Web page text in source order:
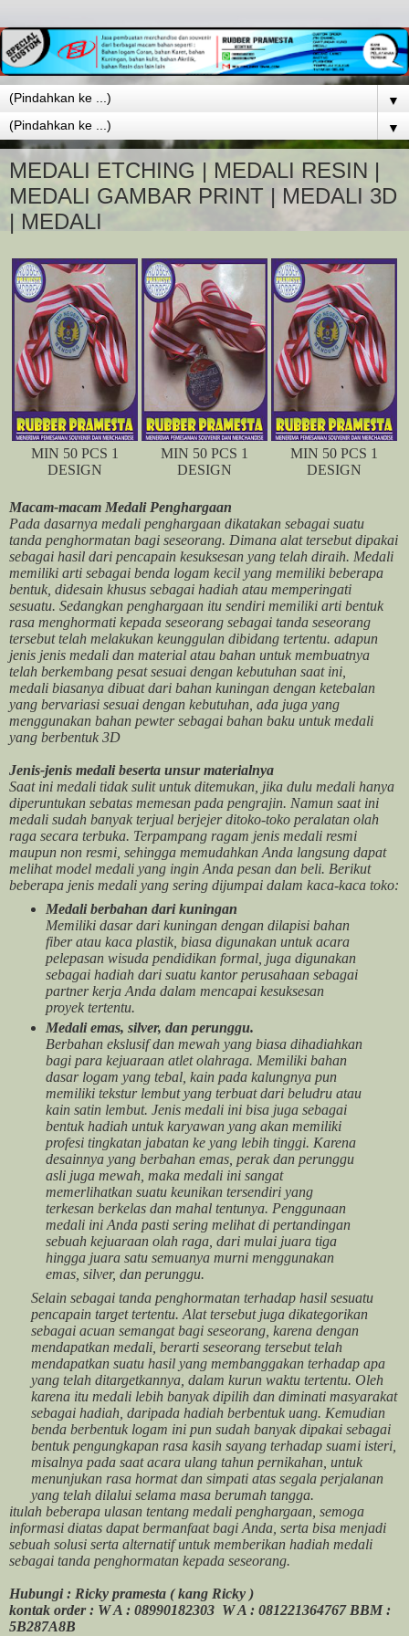
▼
▼
MEDALI ETCHING | MEDALI RESIN |
MEDALI GAMBAR PRINT | MEDALI 3D
| MEDALI
MIN 50 PCS 1
DESIGN
MIN 50 PCS 1
DESIGN
MIN 50 PCS 1
DESIGN
Macam-macam Medali Penghargaan
Pada dasarnya medali penghargaan dikatakan sebagai suatu
tanda penghormatan bagi seseorang. Dimana alat tersebut dipakai
sebagai hasil dari pencapain kesuksesan yang telah diraih. Medali
memiliki arti sebagai benda logam kecil yang memiliki beberapa
bentuk, didesain khusus sebagai hadiah atau memperingati
sesuatu. Sedangkan penghargaan itu sendiri memiliki arti bentuk
rasa menghormati kepada seseorang sebagai tanda seseorang
tersebut telah melakukan keunggulan dibidang tertentu. adapun
jenis jenis medali dan material atau bahan untuk membuatnya
telah berkembang pesat sesuai dengan kebutuhan saat ini,
medali biasanya dibuat dari bahan kuningan dengan ketebalan
yang bervariasi sesuai dengan kebutuhan, ada juga yang
menggunakan bahan pewter sebagai bahan baku untuk medali
yang berbentuk 3D
Jenis-jenis medali beserta unsur materialnya
Saat ini medali tidak sulit untuk ditemukan, jika dulu medali hanya
diperuntukan sebatas memesan pada pengrajin. Namun saat ini
medali sudah banyak terjual berjejer ditoko-toko peralatan olah
raga secara terbuka. Terpampang ragam jenis medali resmi
maupun non resmi, sehingga memudahkan Anda langsung dapat
melihat model medali yang ingin Anda pesan dan beli. Berikut
beberapa jenis medali yang sering dijumpai dalam kaca-kaca toko:
Medali berbahan dari kuningan
Memiliki dasar dari kuningan dengan dilapisi bahan
fiber atau kaca plastik, biasa digunakan untuk acara
pelepasan wisuda pendidikan formal, juga digunakan
sebagai hadiah dari suatu kantor perusahaan sebagai
partner kerja Anda dalam mencapai kesuksesan
proyek tertentu.
Medali emas, silver, dan perunggu.
Berbahan ekslusif dan mewah yang biasa dihadiahkan
bagi para kejuaraan atlet olahraga. Memiliki bahan
dasar logam yang tebal, kain pada kalungnya pun
memiliki tekstur lembut yang terbuat dari beludru atau
kain satin lembut. Jenis medali ini bisa juga sebagai
bentuk hadiah untuk karyawan yang akan memiliki
profesi tingkatan jabatan ke yang lebih tinggi. Karena
desainnya yang berbahan emas, perak dan perunggu
asli juga mewah, maka medali ini sangat
memerlihatkan suatu keunikan tersendiri yang
terkesan berkelas dan mahal tentunya. Penggunaan
medali ini Anda pasti sering melihat di pertandingan
sebuah kejuaraan olah raga, dari mulai juara tiga
hingga juara satu semuanya murni menggunakan
emas, silver, dan perunggu.
Selain sebagai tanda penghormatan terhadap hasil sesuatu
pencapain target tertentu. Alat tersebut juga dikategorikan
sebagai acuan semangat bagi seseorang, karena dengan
mendapatkan medali, berarti seseorang tersebut telah
mendapatkan suatu hasil yang membanggakan terhadap apa
yang telah ditargetkannya, dalam kurun waktu tertentu. Oleh
karena itu medali lebih banyak dipilih dan diminati masyarakat
sebagai hadiah, daripada hadiah berbentuk uang. Kemudian
benda berbentuk logam ini pun sudah banyak dipakai sebagai
bentuk pengungkapan rasa kasih sayang terhadap suami isteri,
misalnya pada saat acara ulang tahun pernikahan, untuk
menunjukan rasa hormat dan simpati atas segala perjalanan
yang telah dilalui selama masa berumah tangga.
itulah beberapa ulasan tentang medali penghargaan, semoga
informasi diatas dapat bermanfaat bagi Anda, serta bisa menjadi
sebuah solusi serta alternatif untuk memberikan hadiah medali
sebagai tanda penghormatan kepada seseorang.
Hubungi : Ricky pramesta ( kang Ricky )
kontak order : W A : 08990182303 W A : 081221364767 BBM :
5B287A8B